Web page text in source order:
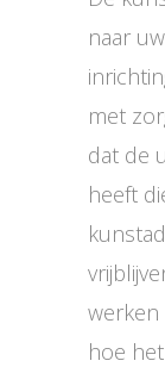
naar
met
dat de
heeft
werken
hoe